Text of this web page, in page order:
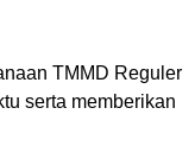
TMMD Reguler
serta memberikan